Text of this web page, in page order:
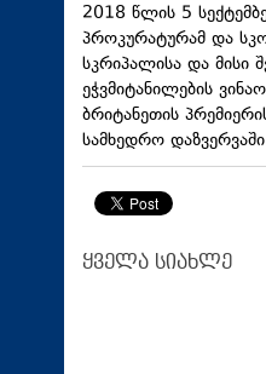
2018 წლის 5
პროკურატურამ და
სკრიპალისა და მისი
ეჭვმიტანილების
ბრიტანეთის
სამხედრო დაზვერვაში
ყველა სიახლე